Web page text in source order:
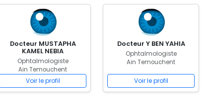
Docteur MUSTAPHA
KAMEL NEBIA
Ophtalmologiste
Ain Temouchent
Voir le profil
Docteur Y BEN YAHIA
Ophtalmologiste
Ain Temouchent
Voir le profil